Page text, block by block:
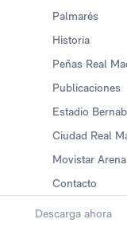
Palmarés
Historia
Peñas Real
Publicaciones
Estadio
Ciudad Real
Movistar Arena
Contacto
Descarga ahora